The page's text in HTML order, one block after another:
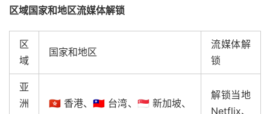
区域国家和地区流媒体解锁
区
域
国家和地区
流媒体解
锁
亚
洲
🇭🇰 香港、🇹🇼 台湾、🇸🇬 新加坡、
解锁当地
Netflix、